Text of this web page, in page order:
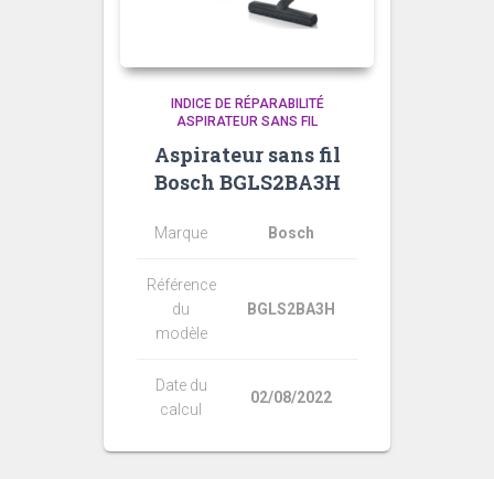
INDICE DE RÉPARABILITÉ
ASPIRATEUR SANS FIL
Aspirateur sans fil
Bosch BGLS2BA3H
Marque Bosch
Référence
du
modèle
BGLS2BA3H
Date du
calcul
02/08/2022